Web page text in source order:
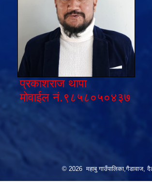
प्रकाशराज थापा
मोवाईल नं.९८५८०५०४३७
© 2026 महाबु गाउँपालिका,गैडावाज,